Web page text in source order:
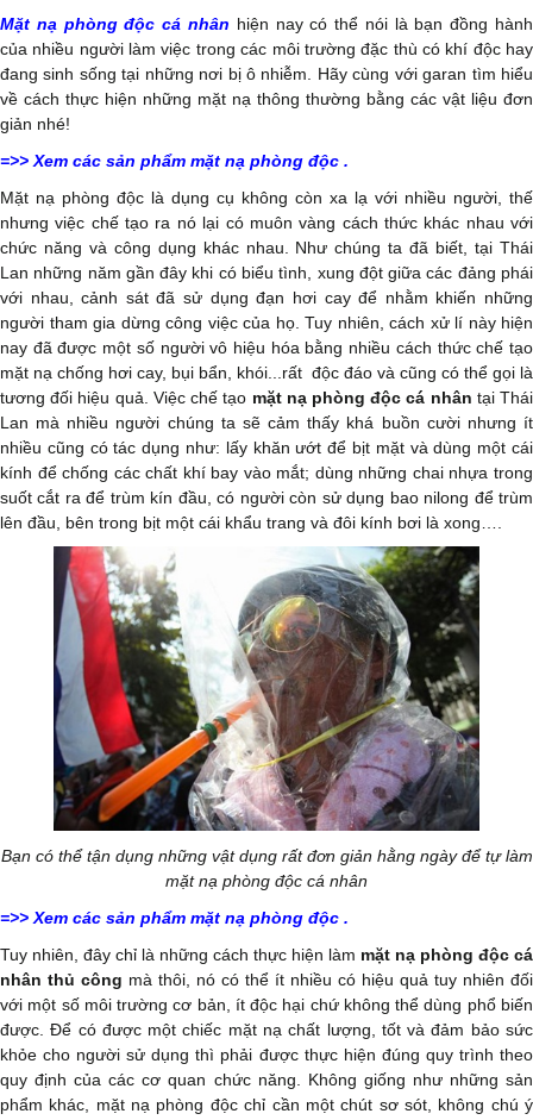
Mặt nạ phòng độc cá nhân hiện nay có thể nói là bạn đồng hành
của nhiều người làm việc trong các môi trường đặc thù có khí độc hay
đang sinh sống tại những nơi bị ô nhiễm. Hãy cùng với garan tìm hiểu
về cách thực hiện những mặt nạ thông thường bằng các vật liệu đơn
giản nhé!
=>> Xem các sản phẩm mặt nạ phòng độc .
Mặt nạ phòng độc là dụng cụ không còn xa lạ với nhiều người, thế
nhưng việc chế tạo ra nó lại có muôn vàng cách thức khác nhau với
chức năng và công dụng khác nhau. Như chúng ta đã biết, tại Thái
Lan những năm gần đây khi có biểu tình, xung đột giữa các đảng phái
với nhau, cảnh sát đã sử dụng đạn hơi cay để nhằm khiến những
người tham gia dừng công việc của họ. Tuy nhiên, cách xử lí này hiện
nay đã được một số người vô hiệu hóa bằng nhiều cách thức chế tạo
mặt nạ chống hơi cay, bụi bẩn, khói...rất độc đáo và cũng có thể gọi là
tương đối hiệu quả. Việc chế tạo mặt nạ phòng độc cá nhân tại Thái
Lan mà nhiều người chúng ta sẽ cảm thấy khá buồn cười nhưng ít
nhiều cũng có tác dụng như: lấy khăn ướt để bịt mặt và dùng một cái
kính để chống các chất khí bay vào mắt; dùng những chai nhựa trong
suốt cắt ra để trùm kín đầu, có người còn sử dụng bao nilong để trùm
lên đầu, bên trong bịt một cái khẩu trang và đôi kính bơi là xong….
Bạn có thể tận dụng những vật dụng rất đơn giản hằng ngày để tự làm
mặt nạ phòng độc cá nhân
=>> Xem các sản phẩm mặt nạ phòng độc .
Tuy nhiên, đây chỉ là những cách thực hiện làm mặt nạ phòng độc cá
nhân thủ công mà thôi, nó có thể ít nhiều có hiệu quả tuy nhiên đối
với một số môi trường cơ bản, ít độc hại chứ không thể dùng phổ biến
được. Để có được một chiếc mặt nạ chất lượng, tốt và đảm bảo sức
khỏe cho người sử dụng thì phải được thực hiện đúng quy trình theo
quy định của các cơ quan chức năng. Không giống như những sản
phẩm khác, mặt nạ phòng độc chỉ cần một chút sơ sót, không chú ý